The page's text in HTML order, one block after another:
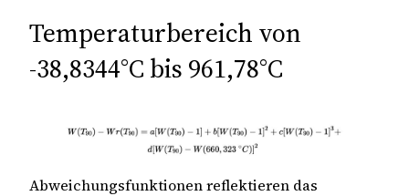
Temperaturbereich von
-38,8344°C bis 961,78°C
Abweichungsfunktionen reflektieren das